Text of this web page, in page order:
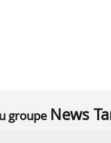
groupe News